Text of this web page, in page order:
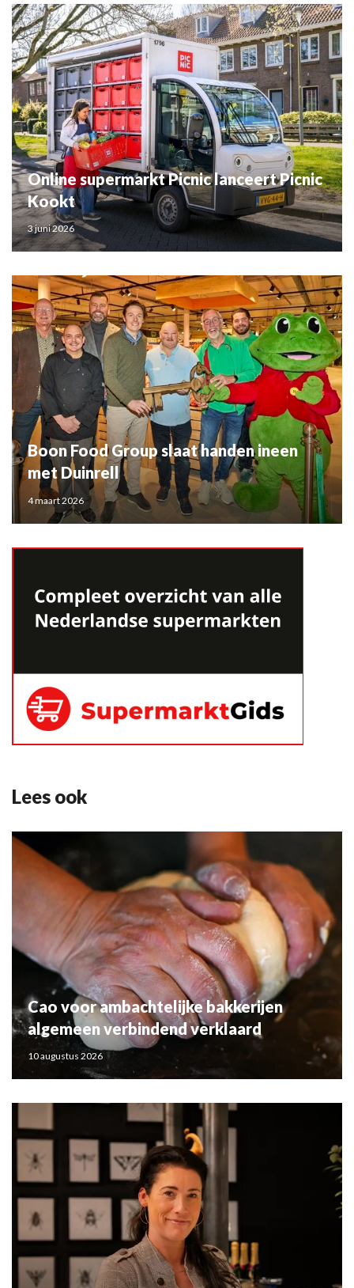
Online supermarkt Picnic lanceert Picnic
Kookt
3 juni 2026
Boon Food Group slaat handen ineen
met Duinrell
4 maart 2026
Lees ook
Cao voor ambachtelijke bakkerijen
algemeen verbindend verklaard
10 augustus 2026